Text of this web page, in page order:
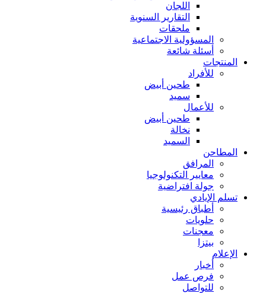
اللجان
التقارير السنوية
ملحقات
المسؤولية الاجتماعية
أسئلة شائعة
المنتجات
للأفراد
طحين أبيض
سميد
للأعمال
طحين أبيض
نخالة
السميد
المطاحن
المرافق
معايير التكنولوجيا
جولة افتراضية
تسلم الإيادي
أطباق رئيسية
حلويات
معجنات
بيتزا
الإعلام
أخبار
فرص عمل
للتواصل